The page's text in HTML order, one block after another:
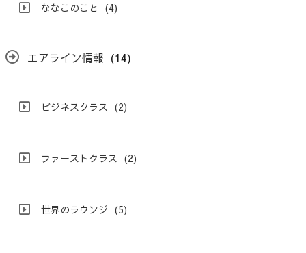
ななこのこと (4)
エアライン情報 (14)
ビジネスクラス (2)
ファーストクラス (2)
世界のラウンジ (5)